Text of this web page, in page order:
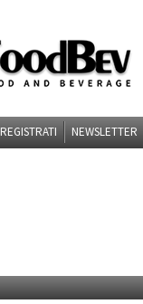
REGISTRATI NEWSLETTER